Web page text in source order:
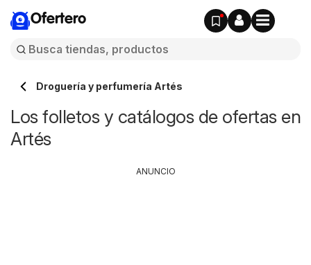
Ofertero
Droguería y perfumería Artés
Los folletos y catálogos de ofertas en
Artés
ANUNCIO